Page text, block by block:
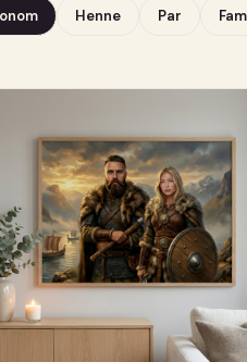
Henne Par